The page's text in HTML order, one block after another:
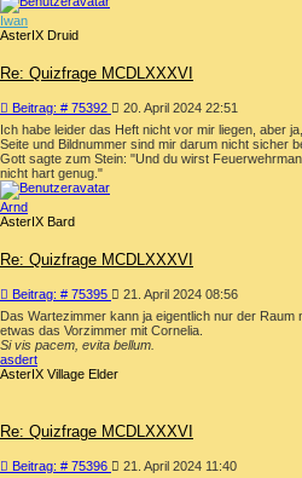
Iwan
AsterIX Druid
Re: Quizfrage MCDLXXXVI
Beitrag: # 75392Beitrag
20. April 2024 22:51
Ich habe leider das Heft nicht vor mir liegen, aber
Seite und Bildnummer sind mir darum nicht sicher
Gott sagte zum Stein: "Und du wirst
nicht hart genug."
Arnd
AsterIX Bard
Re: Quizfrage MCDLXXXVI
Beitrag: # 75395Beitrag
21. April 2024 08:56
Das Wartezimmer kann ja eigentlich nur der
etwas das Vorzimmer mit Cornelia.
Si vis pacem, evita bellum.
asdert
AsterIX Village Elder
Re: Quizfrage MCDLXXXVI
Beitrag: # 75396Beitrag
21. April 2024 11:40